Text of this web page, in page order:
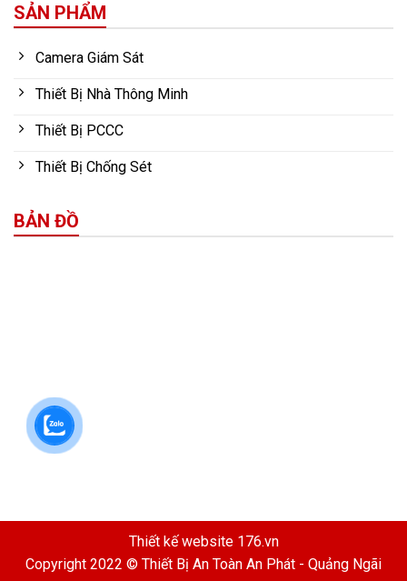
SẢN PHẨM
Camera Giám Sát
Thiết Bị Nhà Thông Minh
Thiết Bị PCCC
Thiết Bị Chống Sét
BẢN ĐỒ
Thiết kế website 176.vn
Copyright 2022 © Thiết Bị An Toàn An Phát - Quảng Ngãi